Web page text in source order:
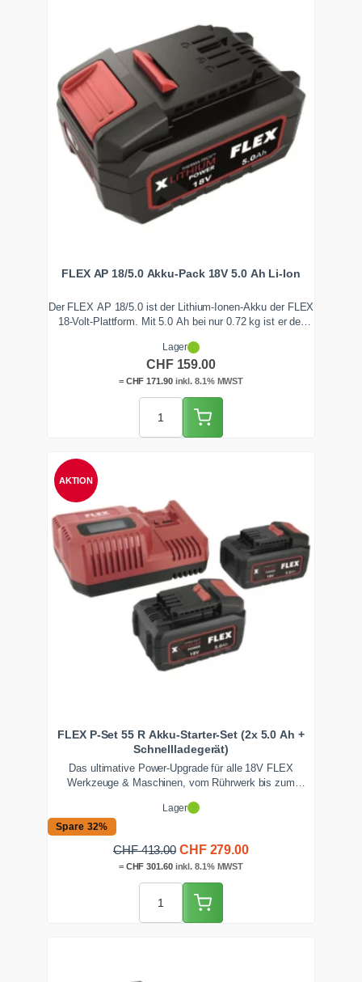
FLEX AP 18/5.0 Akku-Pack 18V 5.0 Ah Li-Ion
Der FLEX AP 18/5.0 ist der Lithium-Ionen-Akku der FLEX
18-Volt-Plattform. Mit 5.0 Ah bei nur 0.72 kg ist er der
Das integrierte EMS hält die Drehzahl konstant, ideal
beim Polieren und Schrauben. Ab Lager Zentralschweiz
lieferbar.
Lager
CHF159.00
= CHF 171.90inkl. 8.1% MWST
AKTION
FLEX P-Set 55 R Akku-Starter-Set (2x 5.0 Ah +
Schnellladegerät)
Das ultimative Power-Upgrade für alle 18V FLEX
Werkzeuge & Maschinen, vom Rührwerk bis zum
gewaltigen 5.0 Ah Akkus und Schnellladegerät garantiert
maximale Laufzeit und eliminiert Lade-Pausen auf der
Lager
Spare 32%
CHF413.00 Ursprünglicher
Preis
war:
CHF 413.00
CHF279.00Aktueller
= CHF 301.60inkl. 8.1% MWST